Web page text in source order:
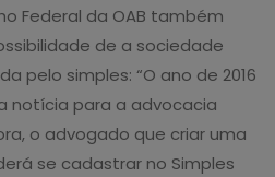
Federal da OAB também
de a sociedade
pelo simples: “O ano de 2016
notícia para a advocacia
o advogado que criar uma
se cadastrar no Simples